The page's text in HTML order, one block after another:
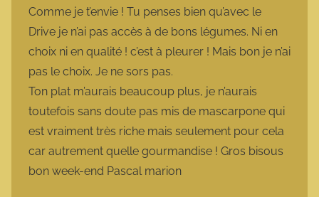
Comme je t’envie ! Tu penses bien qu’avec le
Drive je n’ai pas accès à de bons légumes. Ni en
choix ni en qualité ! c’est à pleurer ! Mais bon je n’ai
pas le choix. Je ne sors pas.
Ton plat m’aurais beaucoup plus, je n’aurais
toutefois sans doute pas mis de mascarpone qui
est vraiment très riche mais seulement pour cela
car autrement quelle gourmandise ! Gros bisous
bon week-end Pascal marion